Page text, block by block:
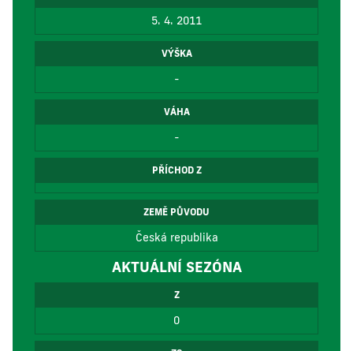
5. 4. 2011
VÝŠKA
-
VÁHA
-
PŘÍCHOD Z
ZEMĚ PŮVODU
Česká republika
AKTUÁLNÍ SEZÓNA
Z
0